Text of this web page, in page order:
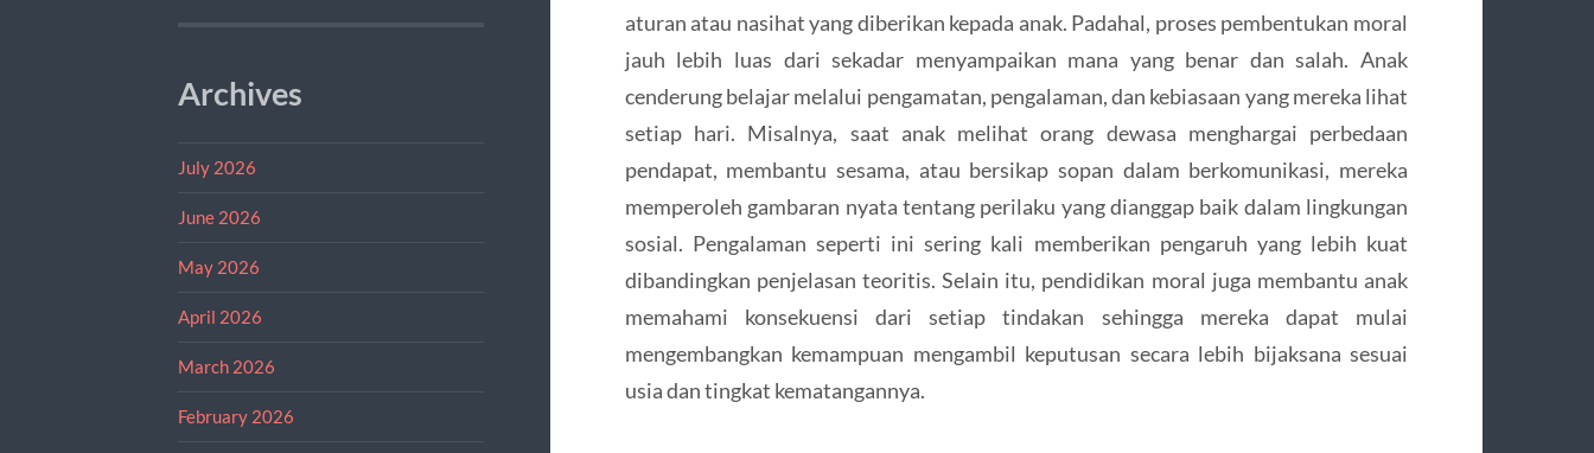
Archives
July 2026
June 2026
May 2026
April 2026
March 2026
February 2026
aturan atau nasihat yang diberikan kepada anak. Padahal, proses pembentukan moral
jauh lebih luas dari sekadar menyampaikan mana yang benar dan salah. Anak
cenderung belajar melalui pengamatan, pengalaman, dan kebiasaan yang mereka lihat
setiap hari. Misalnya, saat anak melihat orang dewasa menghargai perbedaan
pendapat, membantu sesama, atau bersikap sopan dalam berkomunikasi, mereka
memperoleh gambaran nyata tentang perilaku yang dianggap baik dalam lingkungan
sosial. Pengalaman seperti ini sering kali memberikan pengaruh yang lebih kuat
dibandingkan penjelasan teoritis. Selain itu, pendidikan moral juga membantu anak
memahami konsekuensi dari setiap tindakan sehingga mereka dapat mulai
mengembangkan kemampuan mengambil keputusan secara lebih bijaksana sesuai
usia dan tingkat kematangannya.